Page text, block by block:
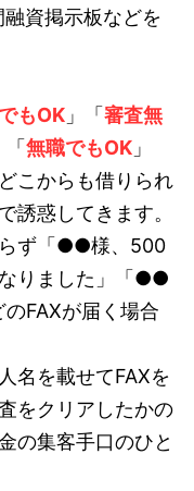
資掲示板などを
もOK 」「 審査無
「 無職でもOK 」
こからも借りられ
誘惑してきます。
らず「●●様、500
りました」「●●
FAXが届く場合
名を載せてFAXを
をクリアしたかの
の集客手口のひと